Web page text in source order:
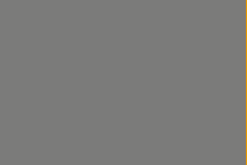
t.me/s/hofmahlitzsch
https://www.facebook.com/